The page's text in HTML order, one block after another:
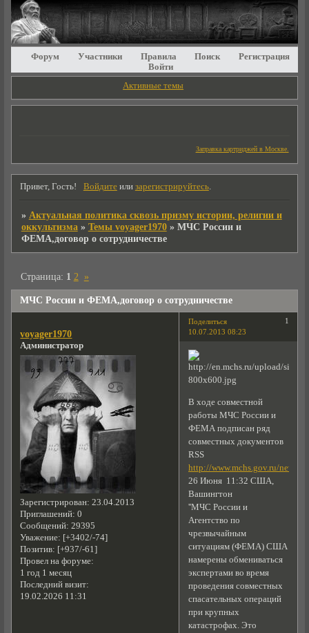
Форум Участники Правила Поиск
Регистрация
Войти
Активные темы
Заправка картриджей в Москве.
Привет, Гость! Войдитеили зарегистрируйтесь.
» Актуальная политика сквозь призму истории, религии и
оккультизма » Темы voyager1970 » МЧС России и
ФЕМА,договор о сотрудничестве
МЧС России и ФЕМА,договор о сотрудничестве
Страница: 1 2 »
Поделиться
1
10.07.2013 08:23
voyager1970
Администратор
Зарегистрирован: 23.04.2013
Приглашений: 0
Сообщений: 29395
Уважение: [+3402/-74]
Позитив: [+937/-61]
Провел на форуме:
1 год 1 месяц
Последний визит:
19.02.2026 11:31
В ходе совместной
работы МЧС России и
ФЕМА подписан ряд
совместных документов
RSS
http://www.mchs.gov.ru/news/
26 Июня 11:32 США,
Вашингтон
''МЧС России и
Агентство по
чрезвычайным
ситуациям (ФЕМА) США
намерены обмениваться
экспертами во время
проведения совместных
спасательных операций
при крупных
катастрофах. Это